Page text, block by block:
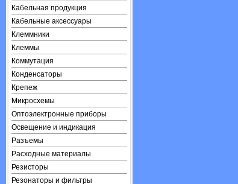
Кабельная продукция
Кабельные аксессуары
Клеммники
Клеммы
Коммутация
Конденсаторы
Крепеж
Микросхемы
Оптоэлектронные приборы
Освещение и индикация
Разъемы
Расходные материалы
Резисторы
Резонаторы и фильтры